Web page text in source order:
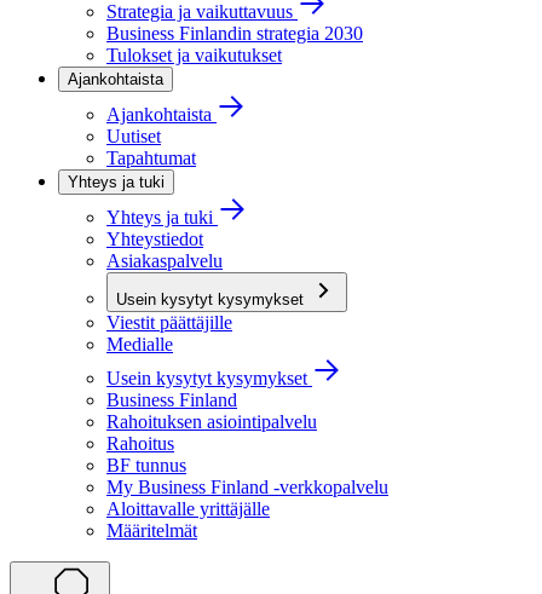
Strategia ja vaikuttavuus
Business Finlandin strategia 2030
Tulokset ja vaikutukset
Ajankohtaista
Ajankohtaista
Uutiset
Tapahtumat
Yhteys ja tuki
Yhteys ja tuki
Yhteystiedot
Asiakaspalvelu
Usein kysytyt kysymykset
Viestit päättäjille
Medialle
Usein kysytyt kysymykset
Business Finland
Rahoituksen asiointipalvelu
Rahoitus
BF tunnus
My Business Finland -verkkopalvelu
Aloittavalle yrittäjälle
Määritelmät